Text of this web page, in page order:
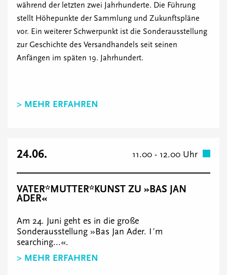
während der letzten zwei Jahrhunderte. Die Führung
stellt Höhepunkte der Sammlung und Zukunftspläne
vor. Ein weiterer Schwerpunkt ist die Sonderausstellung
zur Geschichte des Versandhandels seit seinen
Anfängen im späten 19. Jahrhundert.
> MEHR ERFAHREN
24.06. 11.00 - 12.00 Uhr
VATER*MUTTER*KUNST ZU »BAS JAN
ADER«
Am 24. Juni geht es in die große
Sonderausstellung »Bas Jan Ader. I´m
searching...«.
> MEHR ERFAHREN